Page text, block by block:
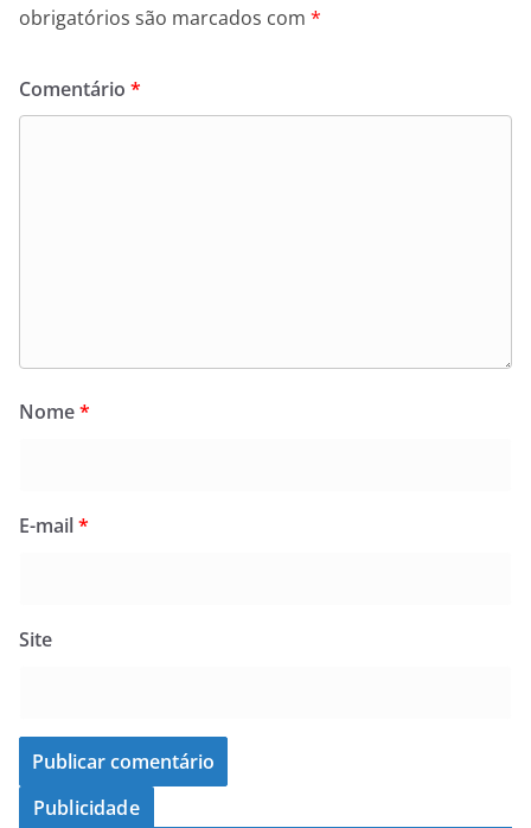
obrigatórios são marcados com *
Comentário *
Nome*
E-mail*
Site
Publicidade